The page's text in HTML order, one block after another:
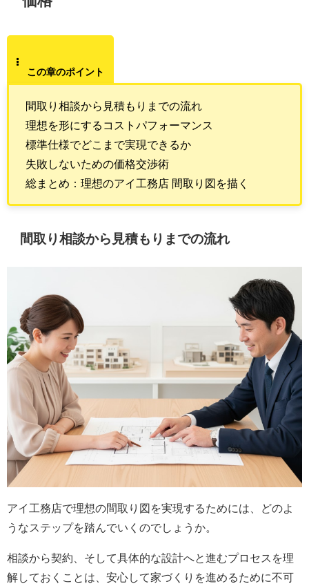
この章のポイント
間取り相談から見積もりまでの流れ
理想を形にするコストパフォーマンス
標準仕様でどこまで実現できるか
失敗しないための価格交渉術
総まとめ：理想のアイ工務店 間取り図を描く
間取り相談から見積もりまでの流れ
アイ工務店で理想の間取り図を実現するためには、どのよ
うなステップを踏んでいくのでしょうか。
相談から契約、そして具体的な設計へと進むプロセスを理
解しておくことは、安心して家づくりを進めるために不可